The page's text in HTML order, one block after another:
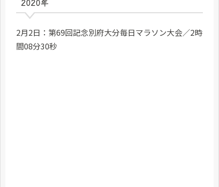
2020年
2月2日：第69回記念別府大分毎日マラソン大会／2時
間08分30秒